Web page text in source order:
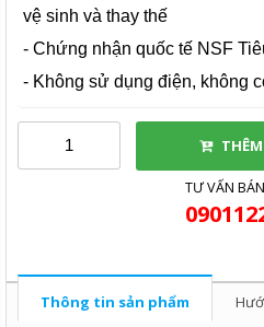
vệ sinh và thay thế
- Chứng nhận quốc tế NSF
- Không sử dụng điện, không
TƯ VẤN
Thông tin sản phẩm